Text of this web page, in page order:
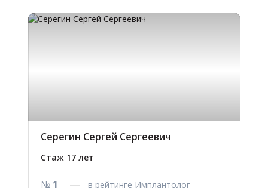
Серегин Сергей Сергеевич
Стаж 17 лет
№ 1 в рейтинге Имплантолог